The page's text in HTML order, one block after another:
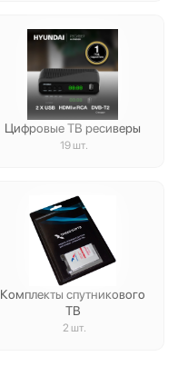
Цифровые ТВ ресиверы
19 шт.
Комплекты спутникового
ТВ
2 шт.